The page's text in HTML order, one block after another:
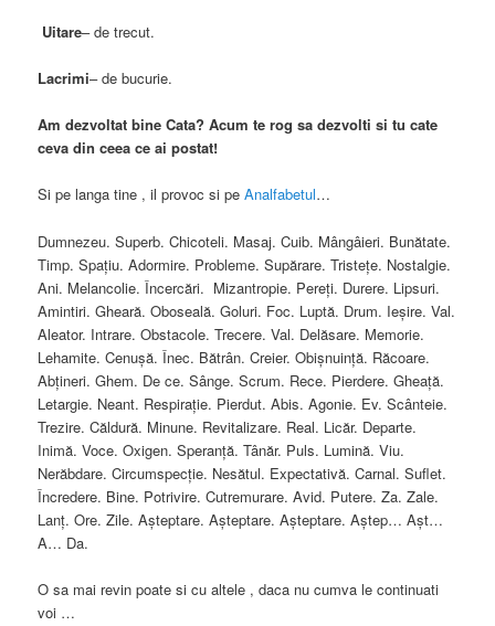
Uitare– de trecut.
Lacrimi– de bucurie.
Am dezvoltat bine Cata? Acum te rog sa dezvolti si tu cate
ceva din ceea ce ai postat!
Si pe langa tine , il provoc si peAnalfabetul…
Dumnezeu. Superb. Chicoteli. Masaj. Cuib. Mângâieri. Bunătate.
Timp. Spaţiu. Adormire. Probleme. Supărare. Tristeţe. Nostalgie.
Ani. Melancolie. Încercări. Mizantropie. Pereţi. Durere. Lipsuri.
Amintiri. Gheară. Oboseală. Goluri. Foc. Luptă. Drum. Ieşire. Val.
Aleator. Intrare. Obstacole. Trecere. Val. Delăsare. Memorie.
Lehamite. Cenuşă. Înec. Bătrân. Creier. Obişnuinţă. Răcoare.
Abţineri. Ghem. De ce. Sânge. Scrum. Rece. Pierdere. Gheaţă.
Letargie. Neant. Respiraţie. Pierdut. Abis. Agonie. Ev. Scânteie.
Trezire. Căldură. Minune. Revitalizare. Real. Licăr. Departe.
Inimă. Voce. Oxigen. Speranţă. Tânăr. Puls. Lumină. Viu.
Nerăbdare. Circumspecţie. Nesătul. Expectativă. Carnal. Suflet.
Încredere. Bine. Potrivire. Cutremurare. Avid. Putere. Za. Zale.
Lanţ. Ore. Zile. Aşteptare. Aşteptare. Aşteptare. Aştep… Aşt…
A… Da.
O sa mai revin poate si cu altele , daca nu cumva le continuati
voi …